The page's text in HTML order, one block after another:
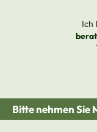
Ich
Bitte nehmen Sie